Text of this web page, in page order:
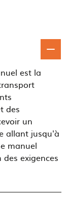
est la
des
un
allant jusqu'à
manuel
exigences